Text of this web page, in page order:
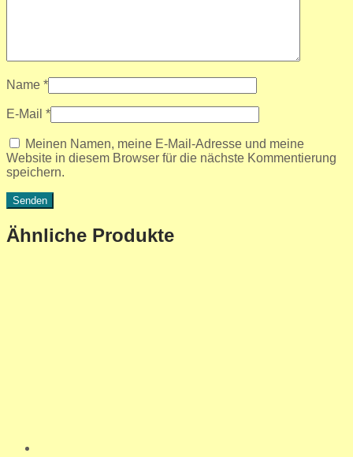
Name *
E-Mail *
Meinen Namen, meine E-Mail-Adresse und meine
Website in diesem Browser für die nächste Kommentierung
speichern.
Ähnliche Produkte